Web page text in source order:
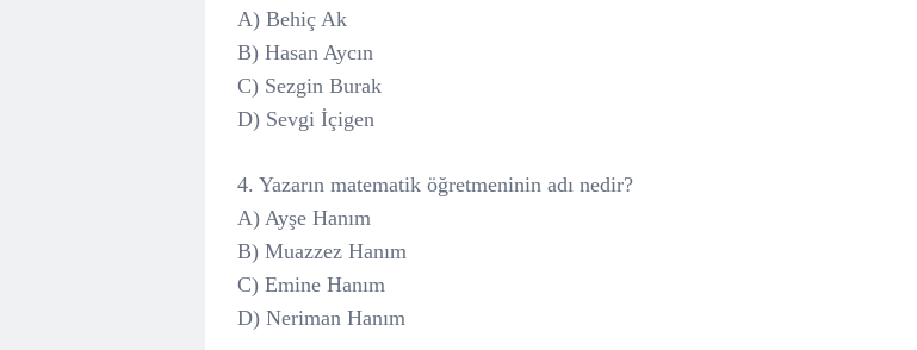
A) Behiç Ak
B) Hasan Aycın
C) Sezgin Burak
D) Sevgi İçigen
4. Yazarın matematik öğretmeninin adı nedir?
A) Ayşe Hanım
B) Muazzez Hanım
C) Emine Hanım
D) Neriman Hanım